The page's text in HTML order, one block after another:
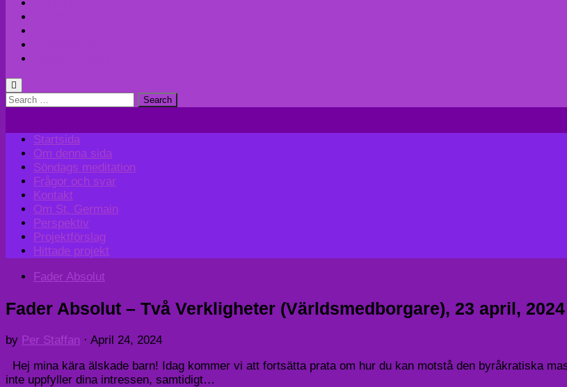
Search
Startsida
Om denna sida
Söndags meditation
Frågor och svar
Kontakt
Om St. Germain
Perspektiv
Projektförslag
Hittade projekt
Fader Absolut
Fader Absolut – Två Verkligheter (Världsmedborgare), 23 april, 2024
by Per Staffan · April 24, 2024
Hej mina kära älskade barn! Idag kommer vi att fortsätta prata om hur du kan motstå den byråkratiska
inte uppfyller dina intressen, samtidigt…